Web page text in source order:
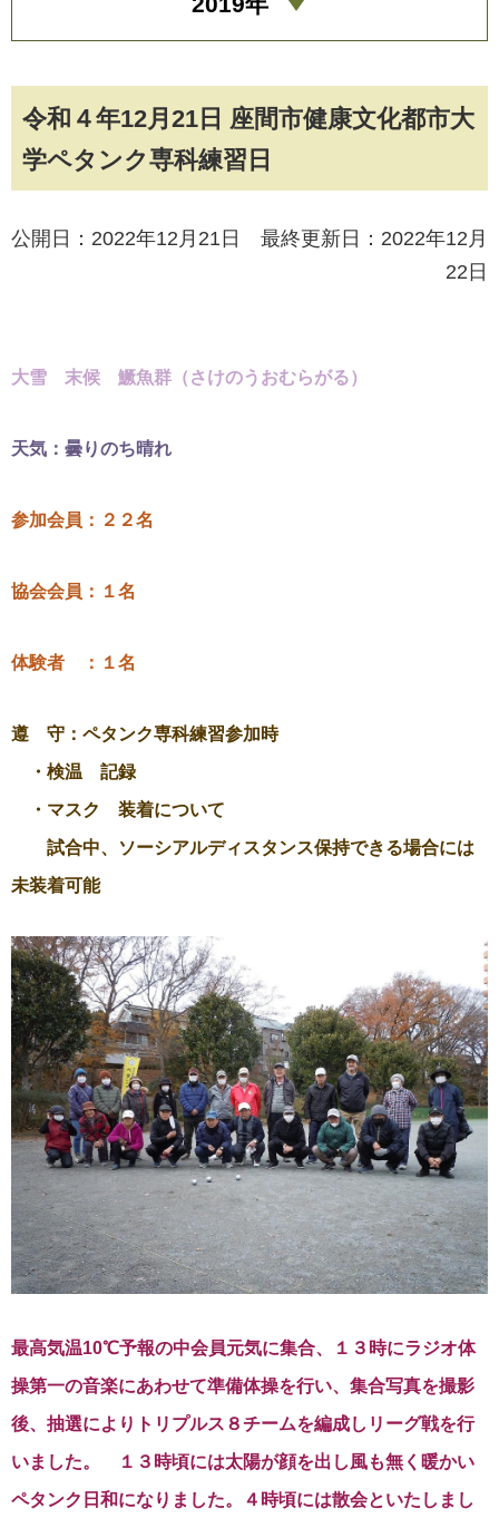
令和４年12月21日 座間市健康文化都市大
学ペタンク専科練習日
公開日：2022年12月21日 最終更新日：2022年12月
22日
大雪 末候 鱖魚群 （さけのうおむらがる）
天気：曇りのち晴れ
参加会員：２２名
協会会員：１名
体験者 ：１名
遵 守：ペタンク専科練習参加時
・検温 記録
・マスク 装着について
試合中、ソーシアルディスタンス保持できる場合には
未装着可能
最高気温10℃予報の中会員元気に集合、１３時にラジオ体
操第一の音楽にあわせて準備体操を行い、集合写真を撮影
後、抽選によりトリプルス８チームを編成しリーグ戦を行
いました。 １３時頃には太陽が顔を出し風も無く暖かい
ペタンク日和になりました。４時頃には散会といたしまし